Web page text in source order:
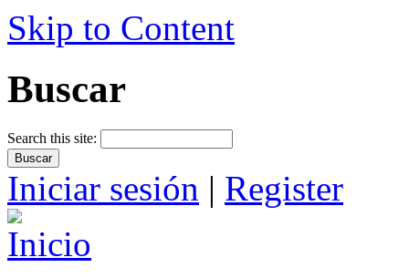
Skip to Content
Buscar
Search this site:
Iniciar sesión | Register